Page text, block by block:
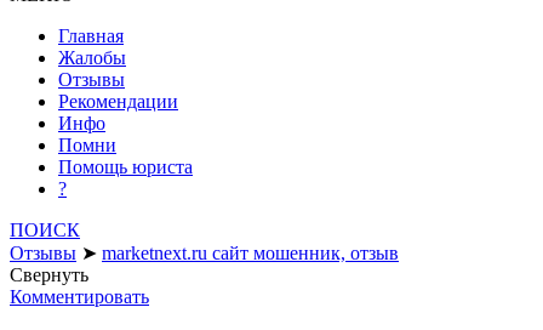
Главная
Жалобы
Отзывы
Рекомендации
Инфо
Помни
Помощь юриста
?
ПОИСК
Отзывы ➤ marketnext.ru сайт мошенник, отзыв
Свернуть
Комментировать